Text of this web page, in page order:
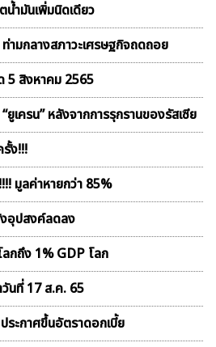
น้ำมันเพิ่มนิดเดียว
ามกลางสภาวะเศรษฐกิจถดถอย
สิงหาคม 2565
เครน” หลังจากการรุกรานของรัสเซีย
ง!!!
มูลค่าหายกว่า 85%
อุปสงค์ลดลง
กถึง 1% GDP โลก
วันที่ 17 ส.ค. 65
ระกาศขึ้นอัตราดอกเบี้ย